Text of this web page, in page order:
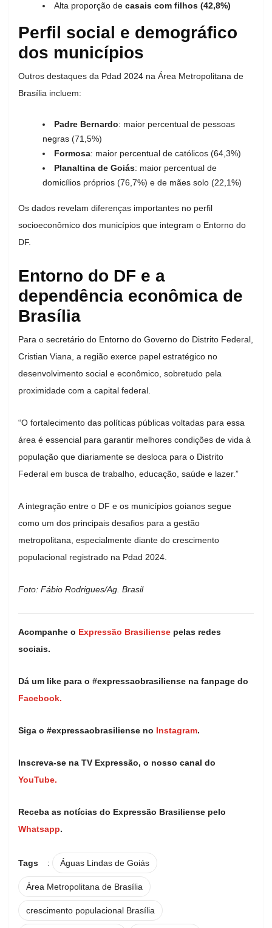
Alta proporção de casais com filhos (42,8%)
Perfil social e demográfico
dos municípios
Outros destaques da Pdad 2024 na Área Metropolitana de
Brasília incluem:
Padre Bernardo: maior percentual de pessoas
negras (71,5%)
Formosa: maior percentual de católicos (64,3%)
Planaltina de Goiás: maior percentual de
domicílios próprios (76,7%) e de mães solo (22,1%)
Os dados revelam diferenças importantes no perfil
socioeconômico dos municípios que integram o Entorno do
DF.
Entorno do DF e a
dependência econômica de
Brasília
Para o secretário do Entorno do Governo do Distrito Federal,
Cristian Viana, a região exerce papel estratégico no
desenvolvimento social e econômico, sobretudo pela
proximidade com a capital federal.
“O fortalecimento das políticas públicas voltadas para essa
área é essencial para garantir melhores condições de vida à
população que diariamente se desloca para o Distrito
Federal em busca de trabalho, educação, saúde e lazer.”
A integração entre o DF e os municípios goianos segue
como um dos principais desafios para a gestão
metropolitana, especialmente diante do crescimento
populacional registrado na Pdad 2024.
Foto: Fábio Rodrigues/Ag. Brasil
Acompanhe o Expressão Brasiliense pelas redes
sociais.
Dá um like para o #expressaobrasiliense na fanpage do
Facebook.
Siga o #expressaobrasiliense no Instagram.
Inscreva-se na TV Expressão, o nosso canal do
YouTube.
Receba as notícias do Expressão Brasiliense pelo
Whatsapp.
Tags : Águas Lindas de Goiás
Área Metropolitana de Brasília
crescimento populacional Brasília